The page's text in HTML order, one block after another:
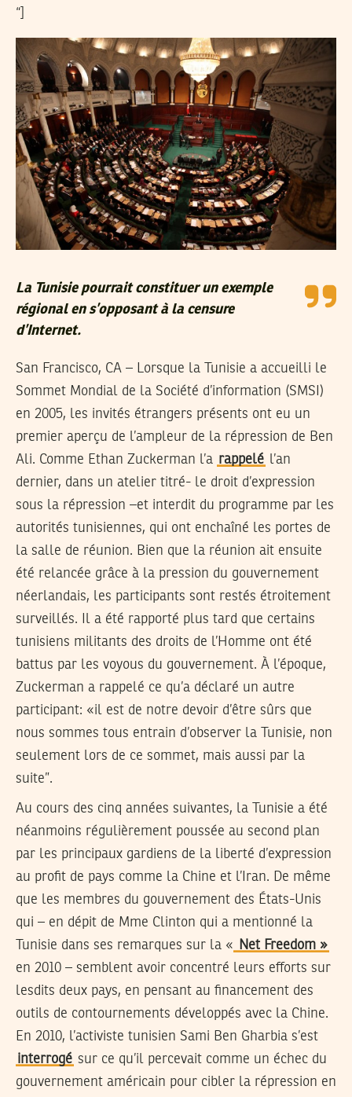
“]
La Tunisie pourrait constituer un exemple
régional en s’opposant à la censure
d’Internet.
San Francisco, CA – Lorsque la Tunisie a accueilli le
Sommet Mondial de la Société d’information (SMSI)
en 2005, les invités étrangers présents ont eu un
premier aperçu de l’ampleur de la répression de Ben
Ali. Comme Ethan Zuckerman l’a rappelé l’an
dernier, dans un atelier titré- le droit d’expression
sous la répression –et interdit du programme par les
autorités tunisiennes, qui ont enchaîné les portes de
la salle de réunion. Bien que la réunion ait ensuite
été relancée grâce à la pression du gouvernement
néerlandais, les participants sont restés étroitement
surveillés. Il a été rapporté plus tard que certains
tunisiens militants des droits de l’Homme ont été
battus par les voyous du gouvernement. À l’époque,
Zuckerman a rappelé ce qu’a déclaré un autre
participant: «il est de notre devoir d’être sûrs que
nous sommes tous entrain d’observer la Tunisie, non
seulement lors de ce sommet, mais aussi par la
suite”.
Au cours des cinq années suivantes, la Tunisie a été
néanmoins régulièrement poussée au second plan
par les principaux gardiens de la liberté d’expression
au profit de pays comme la Chine et l’Iran. De même
que les membres du gouvernement des États-Unis
qui – en dépit de Mme Clinton qui a mentionné la
Tunisie dans ses remarques sur la «
Net Freedom »
en 2010 – semblent avoir concentré leurs efforts sur
lesdits deux pays, en pensant au financement des
outils de contournements développés avec la Chine.
En 2010, l’activiste tunisien Sami Ben Gharbia s’est
interrogé sur ce qu’il percevait comme un échec du
gouvernement américain pour cibler la répression en